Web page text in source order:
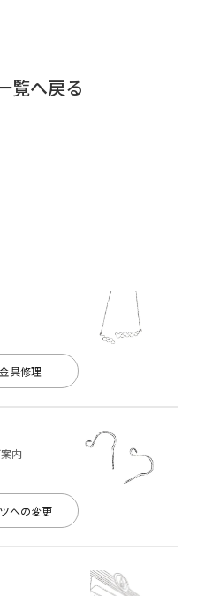
覧へ戻る
具修理
内
への変更